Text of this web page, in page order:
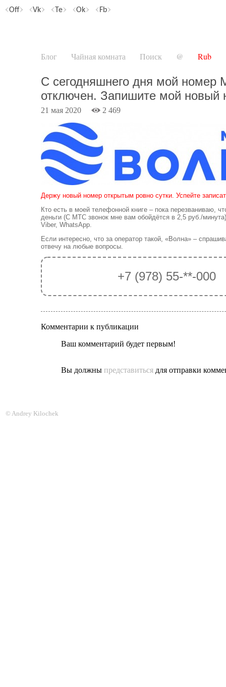
Off Vk Te Ok Fb
Блог Чайная комната Поиск @ Rub
С сегодняшнего дня мой номер
отключен. Запишите мой новый
21 мая 2020 2 469
Держу новый номер открытым ровно сутки. Успейте
Кто есть в моей телефонной книге – пока перезваниваю,
деньги (С МТС звонок мне вам обойдётся в 2,5 руб./
Viber, WhatsApp.
Если интересно, что за оператор такой, «Волна» –
отвечу на любые вопросы.
+7 (978) 55-**-000
Комментарии к публикации
Ваш комментарий будет первым!
Вы должны представиться для отправки
© Andrey Kilochek